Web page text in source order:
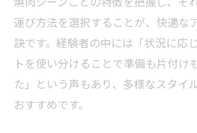
運び方法を選択することが、快適な
訣です。経験者の中には「状況に応
トを使い分けることで準備も片付け
た」という声もあり、多様なスタイ
おすすめです。